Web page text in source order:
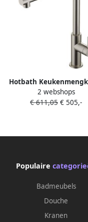
Hotbath
Ace met draaibare
uittrekbare duo-
2 webshops
€ 611,05 € 505,-
Populaire
Badmeubels
Douche
Kranen